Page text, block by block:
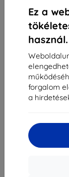
Ez a
használ.
forgalom
a
Spigen
Ultra
Alkalmas:
Vékony, tartós
pontos
7 390 Ft